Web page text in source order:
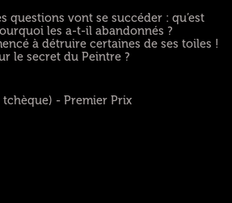
questions vont se succéder : qu’est
les a-t-il abandonnés ?
à détruire certaines de ses toiles !
le secret du Peintre ?
tchèque) - Premier Prix